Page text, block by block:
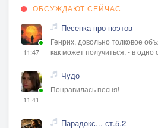
ОБСУЖДАЮТ СЕЙЧАС
11:47
Песенка про поэтов
Генрих, довольно толковое
как может получиться, - в одно
11:41
Чудо
Понравилась песня!
Парадокс... ст.5.2